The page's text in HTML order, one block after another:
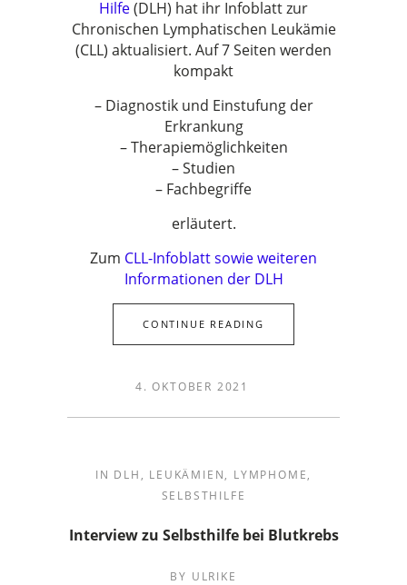
Hilfe(DLH) hat ihr Infoblatt zur
Chronischen Lymphatischen Leukämie
(CLL) aktualisiert. Auf 7 Seiten werden
kompakt
– Diagnostik und Einstufung der
Erkrankung
– Therapiemöglichkeiten
– Studien
– Fachbegriffe
erläutert.
Zum CLL-Infoblatt sowie weiteren
Informationen der DLH
CONTINUE READING
4. OKTOBER 2021
IN DLH , LEUKÄMIEN, LYMPHOME,
SELBSTHILFE
Interview zu Selbsthilfe bei Blutkrebs
BY ULRIKE